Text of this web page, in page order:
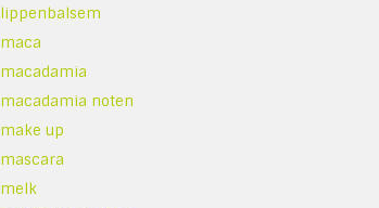
lippenbalsem
maca
macadamia
macadamia noten
make up
mascara
melk